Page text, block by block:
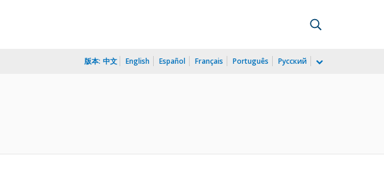
版本: 中文 English Español Français Português Русский